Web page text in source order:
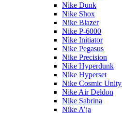
Nike Dunk
Nike Shox
Nike Blazer
Nike P-6000
Nike Initiator
Nike Pegasus
Nike Precision
Nike Hyperdunk
Nike Hyperset
Nike Cosmic Unity
Nike Air Deldon
Nike Sabrina
Nike A’ja